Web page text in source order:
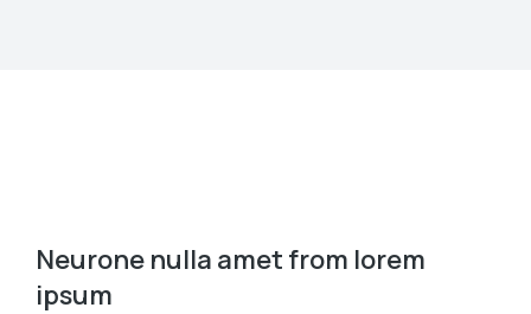
Neurone nulla amet from lorem
ipsum